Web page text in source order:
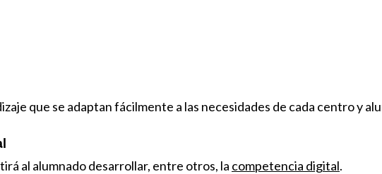
que se adaptan fácilmente a las necesidades de cada centro y
al alumnado desarrollar, entre otros, la competencia digital.